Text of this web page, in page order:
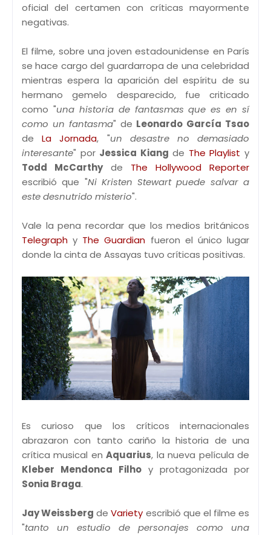
oficial del certamen con críticas mayormente
negativas.
El filme, sobre una joven estadounidense en París
se hace cargo del guardarropa de una celebridad
mientras espera la aparición del espíritu de su
hermano gemelo desparecido, fue criticado
como "una historia de fantasmas que es en sí
como un fantasma" de Leonardo García Tsao
deLa Jornada, "un desastre no demasiado
interesante" por Jessica Kiang de The Playlist y
Todd McCarthyde The Hollywood Reporter
escribió que "Ni Kristen Stewart puede salvar a
este desnutrido misterio".
Vale la pena recordar que los medios británicos
Telegraph y The Guardian fueron el único lugar
donde la cinta de Assayas tuvo críticas positivas.
Es curioso que los críticos internacionales
abrazaron con tanto cariño la historia de una
crítica musical enAquarius, la nueva película de
Kleber Mendonca Filho y protagonizada por
Sonia Braga.
Jay Weissberg deVariety escribió que el filme es
"tanto un estudio de personajes como una